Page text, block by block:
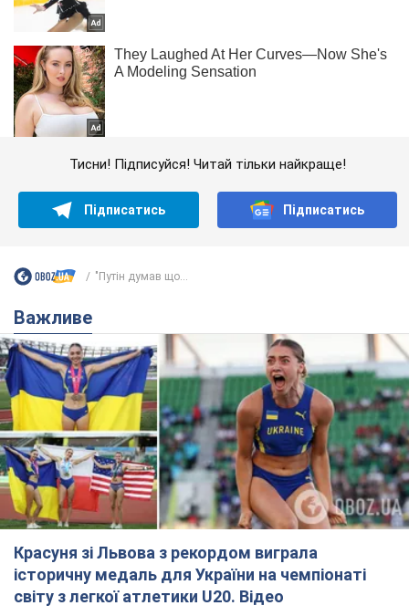
Тисни! Підписуйся! Читай тільки найкраще!
Підписатись Підписатись
"Путін думав що...
Важливе
Красуня зі Львова з рекордом виграла
історичну медаль для України на чемпіонаті
світу з легкої атлетики U20. Відео